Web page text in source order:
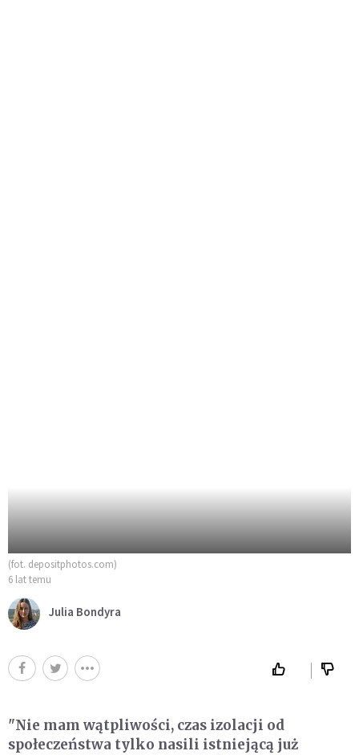
(fot. depositphotos.com)
6 lat temu
Julia Bondyra
"Nie mam wątpliwości, czas izolacji od
społeczeństwa tylko nasili istniejącą już